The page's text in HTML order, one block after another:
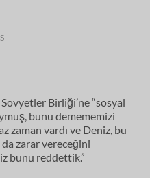
Birliği’ne “sosyal
bunu demememizi
zaman vardı ve Deniz, bu
zarar vereceğini
bunu reddettik.”